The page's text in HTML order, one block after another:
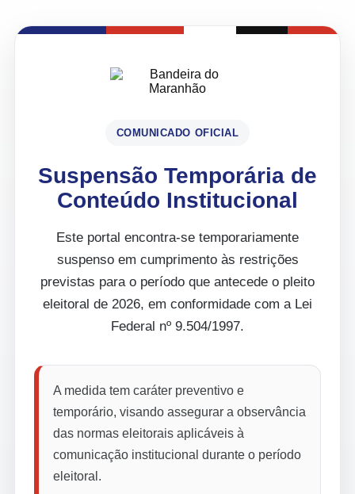
COMUNICADO OFICIAL
Suspensão Temporária de
Conteúdo Institucional
Este portal encontra-se temporariamente
suspenso em cumprimento às restrições
previstas para o período que antecede o pleito
eleitoral de 2026, em conformidade com a Lei
Federal nº 9.504/1997.
A medida tem caráter preventivo e
temporário, visando assegurar a observância
das normas eleitorais aplicáveis à
comunicação institucional durante o período
eleitoral.